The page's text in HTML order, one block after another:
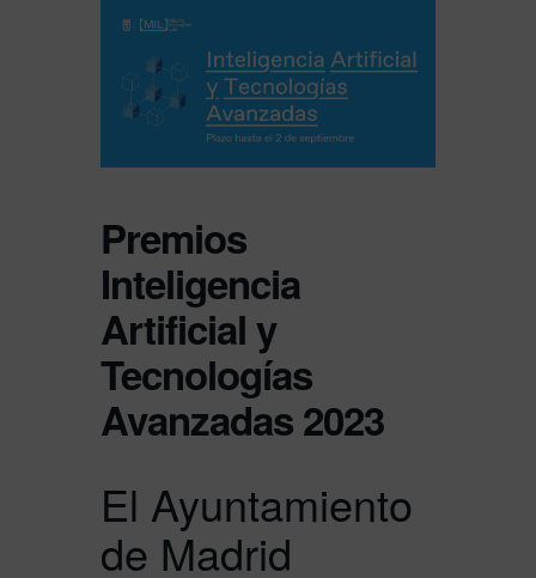
Premios
Inteligencia
Artificial y
Tecnologías
Avanzadas 2023
El Ayuntamiento
de Madrid